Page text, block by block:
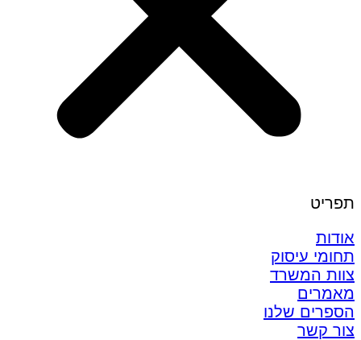
תפריט
אודות
תחומי עיסוק
צוות המשרד
מאמרים
הספרים שלנו
צור קשר